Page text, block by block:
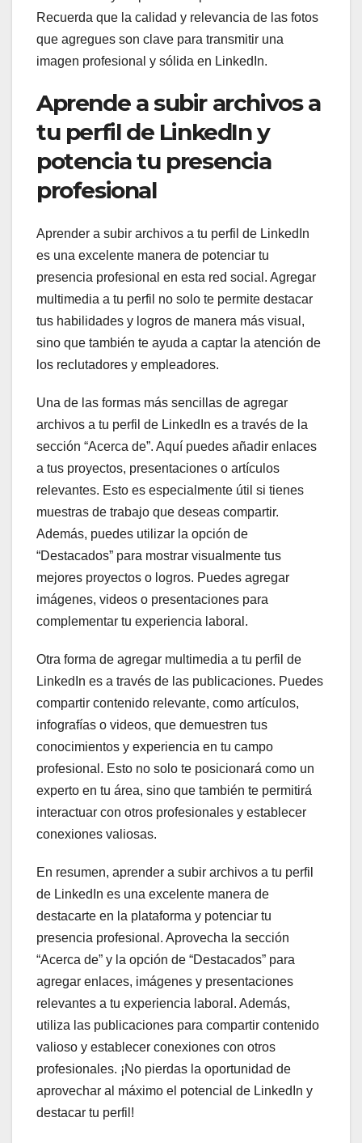
Recuerda que la calidad y relevancia de las fotos
que agregues son clave para transmitir una
imagen profesional y sólida en LinkedIn.
Aprende a subir archivos a
tu perfil de LinkedIn y
potencia tu presencia
profesional
Aprender a subir archivos a tu perfil de LinkedIn
es una excelente manera de potenciar tu
presencia profesional en esta red social. Agregar
multimedia a tu perfil no solo te permite destacar
tus habilidades y logros de manera más visual,
sino que también te ayuda a captar la atención de
los reclutadores y empleadores.
Una de las formas más sencillas de agregar
archivos a tu perfil de LinkedIn es a través de la
sección “Acerca de”. Aquí puedes añadir enlaces
a tus proyectos, presentaciones o artículos
relevantes. Esto es especialmente útil si tienes
muestras de trabajo que deseas compartir.
Además, puedes utilizar la opción de
“Destacados” para mostrar visualmente tus
mejores proyectos o logros. Puedes agregar
imágenes, videos o presentaciones para
complementar tu experiencia laboral.
Otra forma de agregar multimedia a tu perfil de
LinkedIn es a través de las publicaciones. Puedes
compartir contenido relevante, como artículos,
infografías o videos, que demuestren tus
conocimientos y experiencia en tu campo
profesional. Esto no solo te posicionará como un
experto en tu área, sino que también te permitirá
interactuar con otros profesionales y establecer
conexiones valiosas.
En resumen, aprender a subir archivos a tu perfil
de LinkedIn es una excelente manera de
destacarte en la plataforma y potenciar tu
presencia profesional. Aprovecha la sección
“Acerca de” y la opción de “Destacados” para
agregar enlaces, imágenes y presentaciones
relevantes a tu experiencia laboral. Además,
utiliza las publicaciones para compartir contenido
valioso y establecer conexiones con otros
profesionales. ¡No pierdas la oportunidad de
aprovechar al máximo el potencial de LinkedIn y
destacar tu perfil!